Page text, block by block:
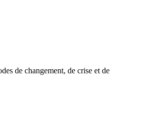
de changement, de crise et de